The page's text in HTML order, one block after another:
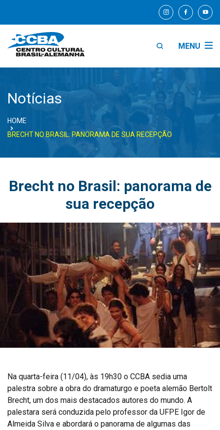
MENU
Notícias
HOME
BRECHT NO BRASIL: PANORAMA DE SUA RECEPÇÃO
Brecht no Brasil: panorama de
sua recepção
Na quarta-feira (11/04), às 19h30 o CCBA sedia uma
palestra sobre a obra do dramaturgo e poeta alemão Bertolt
Brecht, um dos mais destacados autores do mundo. A
palestara será conduzida pelo professor da UFPE Igor de
Almeida Silva e abordará o panorama de algumas das